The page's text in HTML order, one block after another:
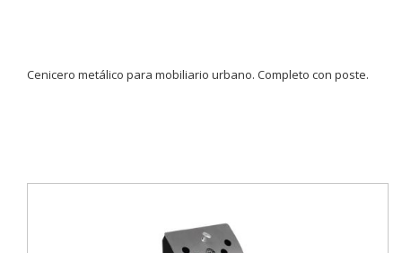
Cenicero metálico para mobiliario urbano. Completo con poste.